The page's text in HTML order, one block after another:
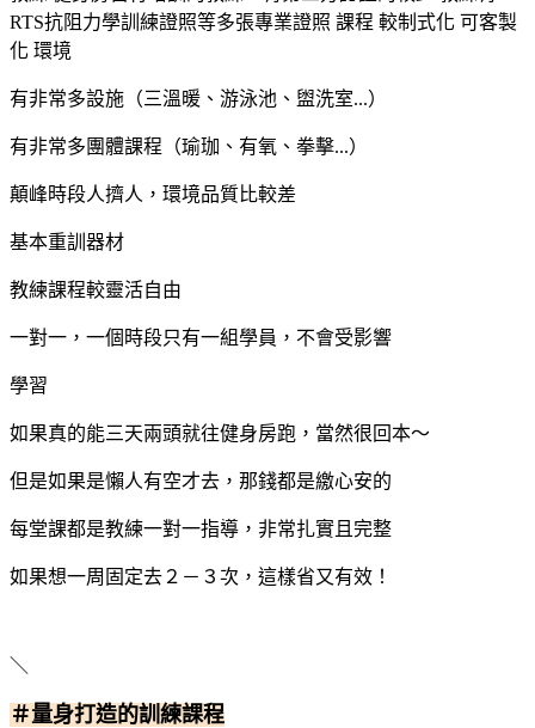
RTS抗阻力學訓練證照等多張專業證照 課程 較制式化 可客製
化 環境
有非常多設施（三溫暖、游泳池、盥洗室...）
有非常多團體課程（瑜珈、有氧、拳擊...）
顛峰時段人擠人，環境品質比較差
基本重訓器材
教練課程較靈活自由
一對一，一個時段只有一組學員，不會受影響
學習
如果真的能三天兩頭就往健身房跑，當然很回本～
但是如果是懶人有空才去，那錢都是繳心安的
每堂課都是教練一對一指導，非常扎實且完整
如果想一周固定去２－３次，這樣省又有效！
＼
＃量身打造的訓練課程